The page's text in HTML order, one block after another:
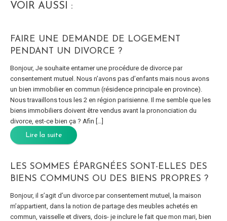
VOIR AUSSI :
FAIRE UNE DEMANDE DE LOGEMENT
PENDANT UN DIVORCE ?
Bonjour, Je souhaite entamer une procédure de divorce par
consentement mutuel. Nous n’avons pas d’enfants mais nous avons
un bien immobilier en commun (résidence principale en province).
Nous travaillons tous les 2 en région parisienne. Il me semble que les
biens immobiliers doivent être vendus avant la prononciation du
divorce, est-ce bien ça ? Afin […]
Lire la suite
LES SOMMES ÉPARGNÉES SONT-ELLES DES
BIENS COMMUNS OU DES BIENS PROPRES ?
Bonjour, il s’agit d’un divorce par consentement mutuel, la maison
m’appartient, dans la notion de partage des meubles achetés en
commun, vaisselle et divers, dois- je inclure le fait que mon mari, bien